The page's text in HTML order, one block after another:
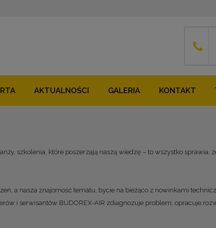
AKTUALNOŚCI GALERIA KONTAKT
szkolenia, które poszerzają naszą wiedzę – to wszystko sprawia,
a nasza znajomość tematu, bycie na bieżąco z nowinkami
i serwisantów BUDOREX-AIR zdiagnozuje problem, opracuje